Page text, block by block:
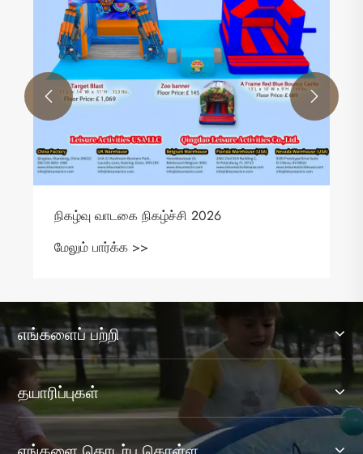
 
எங்களைப் பற்றி
தயாரிப்புகள்